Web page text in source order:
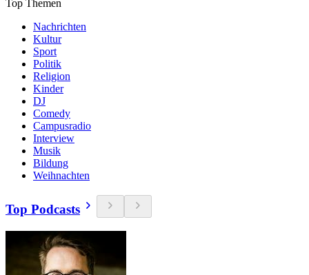
Top Themen
Nachrichten
Kultur
Sport
Politik
Religion
Kinder
DJ
Comedy
Campusradio
Interview
Musik
Bildung
Weihnachten
Top Podcasts